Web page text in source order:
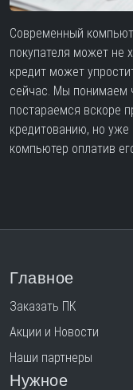
Современный
покупателя может не
кредит может
сейчас. Мы понимаем
постараемся вскоре
кредитованию, но
компьютер оплатив
Главное
Заказать ПК
Акции и Новости
Наши партнеры
Нужное